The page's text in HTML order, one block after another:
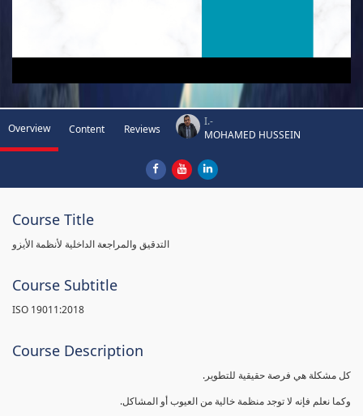
Overview Content Reviews
I.-
MOHAMED HUSSEIN
Course Title
التدقيق والمراجعة الداخلية لأنظمة الأيزو
Course Subtitle
ISO 19011:2018
Course Description
كل مشكلة هي فرصة حقيقية للتطوير.
وكما نعلم فإنه لا توجد منظمة خالية من العيوب أو المشاكل.